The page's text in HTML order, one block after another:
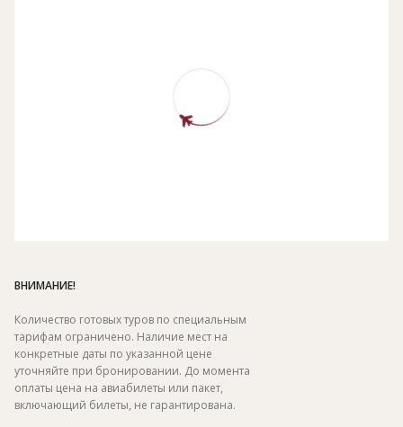
ВНИМАНИЕ!
Количество готовых туров по специальным
тарифам ограничено. Наличие мест на
конкретные даты по указанной цене
уточняйте при бронировании. До момента
оплаты цена на авиабилеты или пакет,
включающий билеты, не гарантирована.